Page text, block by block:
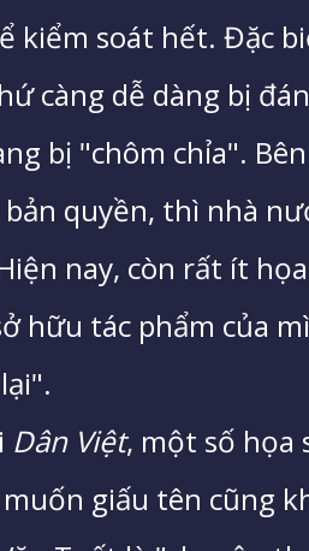
kiểm soát hết. Đặc
càng dễ dàng bị
bị "chôm chỉa".
quyền, thì nhà
nay, còn rất ít
hữu tác phẩm của
Dân Việt, một số họa
giấu tên cũng